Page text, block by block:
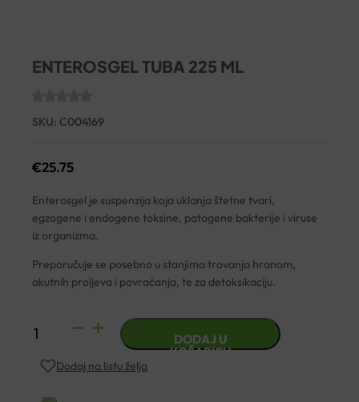
ENTEROSGEL TUBA 225 ML
SKU: C004169
€25.75
Enterosgel je suspenzija koja uklanja štetne tvari,
egzogene i endogene toksine, patogene bakterije i viruse
iz organizma.
Preporučuje se posebno u stanjima trovanja hranom,
akutnih proljeva i povraćanja, te za detoksikaciju.
ENTEROSGEL
225
DODAJ U
KOŠARICU
Dodaj na listu želja